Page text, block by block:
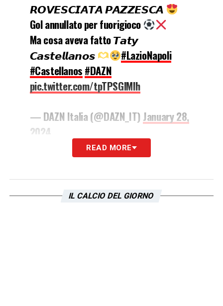
𝙍𝙊𝙑𝙀𝙎𝘾𝙄𝘼𝙏𝘼 𝙋𝘼𝙕𝙕𝙀𝙎𝘾𝘼
Gol annullato per fuorigioco
Ma cosa aveva fatto 𝙏𝙖𝙩𝙮
𝘾𝙖𝙨𝙩𝙚𝙡𝙡𝙖𝙣𝙤𝙨
#LazioNapoli
#Castellanos#DAZN
pic.twitter.com/tpTPSGlMIh
— DAZN Italia (@DAZN_IT) January 28,
2024
centravanti sui propri profili social.
READ MORE
IL CALCIO DEL GIORNO